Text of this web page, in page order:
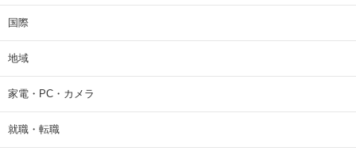
国際
地域
家電・PC・カメラ
就職・転職